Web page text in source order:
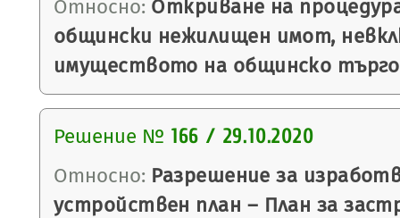
Относно: Откриване на
общински нежилищен имот,
имуществото на общинско
Решение № 166 / 29.10.2020
Относно: Разрешение за
устройствен план – План за